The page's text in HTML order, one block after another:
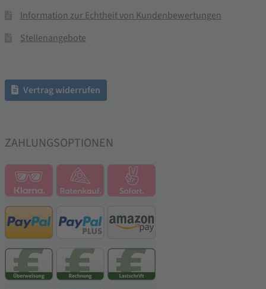
Information zur Echtheit von Kundenbewertungen
Stellenangebote
Vertrag widerrufen
ZAHLUNGSOPTIONEN